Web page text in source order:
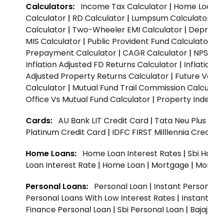
Calculators: Income Tax Calculator | Home
Calculator | RD Calculator | Lumpsum
Calculator | Two-Wheeler EMI Calculator |
MIS Calculator | Public Provident Fund
Prepayment Calculator | CAGR Calculator |
Inflation Adjusted FD Returns Calculator |
Adjusted Property Returns Calculator | Future
Calculator | Mutual Fund Trail Commission
Office Vs Mutual Fund Calculator | Property
Cards: AU Bank LIT Credit Card | Tata Neu
Platinum Credit Card | IDFC FIRST Milllennia
Home Loans: Home Loan Interest Rates | Sbi
Loan Interest Rate | Home Loan | Mortgage |
Personal Loans: Personal Loan | Instant
Personal Loans With Low Interest Rates |
Finance Personal Loan | Sbi Personal Loan |